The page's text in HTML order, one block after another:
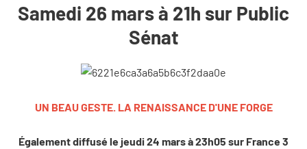
Samedi 26 mars à 21h sur Public
Sénat
UN BEAU GESTE. LA RENAISSANCE D'UNE FORGE
Également diffusé le jeudi 24 mars à 23h05 sur France 3